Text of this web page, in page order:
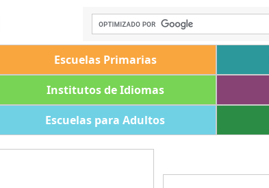
Escuelas Primarias
Institutos de Idiomas
Escuelas para Adultos